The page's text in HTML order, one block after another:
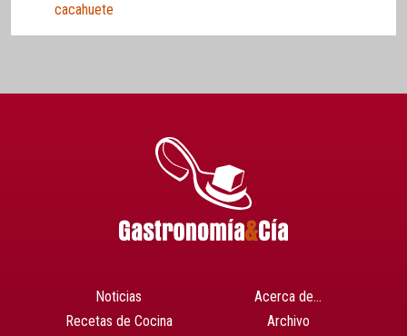
cacahuete
Noticias
Recetas de Cocina
Acerca de…
Archivo